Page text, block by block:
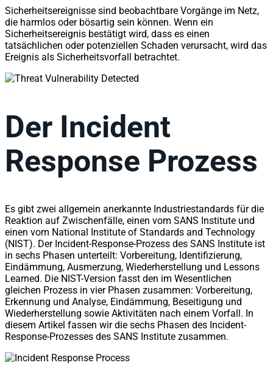
Sicherheitsereignisse sind beobachtbare Vorgänge im Netz,
die harmlos oder bösartig sein können. Wenn ein
Sicherheitsereignis bestätigt wird, dass es einen
tatsächlichen oder potenziellen Schaden verursacht, wird das
Ereignis als Sicherheitsvorfall betrachtet.
Der Incident
Response Prozess
Es gibt zwei allgemein anerkannte Industriestandards für die
Reaktion auf Zwischenfälle, einen vom SANS Institute und
einen vom National Institute of Standards and Technology
(NIST). Der Incident-Response-Prozess des SANS Institute ist
in sechs Phasen unterteilt: Vorbereitung, Identifizierung,
Eindämmung, Ausmerzung, Wiederherstellung und Lessons
Learned. Die NIST-Version fasst den im Wesentlichen
gleichen Prozess in vier Phasen zusammen: Vorbereitung,
Erkennung und Analyse, Eindämmung, Beseitigung und
Wiederherstellung sowie Aktivitäten nach einem Vorfall. In
diesem Artikel fassen wir die sechs Phasen des Incident-
Response-Prozesses des SANS Institute zusammen.